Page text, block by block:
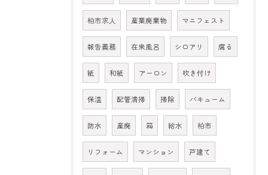
柏市求人 産業廃棄物 マニフェスト
報告義務 在来風呂 シロアリ 腐る
紙 和紙 アーロン 吹き付け
保温 配管清掃 掃除 バキューム
防水 産廃 箱 給水 柏市
リフォーム マンション 戸建て